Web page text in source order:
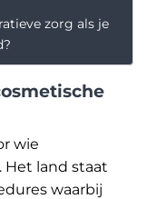
zorg als je
wie
land staat
waarbij